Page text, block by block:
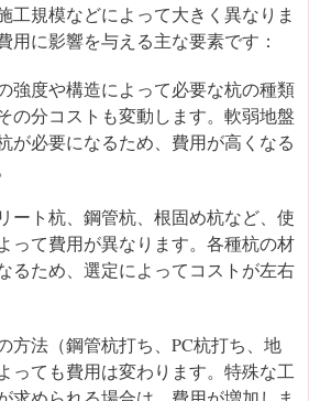
工規模などによって大きく異なりま
用に影響を与える主な要素です：
強度や構造によって必要な杭の種類
の分コストも変動します。軟弱地盤
が必要になるため、費用が高くなる
ート杭、鋼管杭、根固め杭など、使
って費用が異なります。各種杭の材
るため、選定によってコストが左右
方法（鋼管杭打ち、PC杭打ち、地
っても費用は変わります。特殊な工